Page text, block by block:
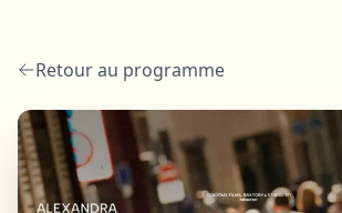
Retour au programme